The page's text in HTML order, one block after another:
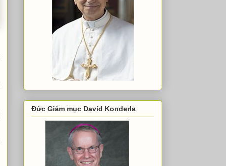
Đức Giám mục David Konderla